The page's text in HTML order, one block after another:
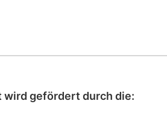
wird gefördert durch die: